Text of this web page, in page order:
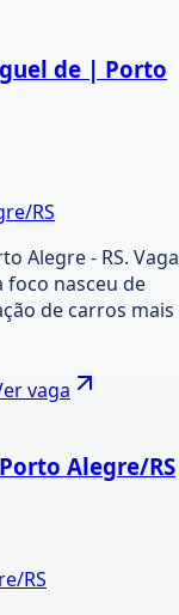
de | Porto
RS
Alegre - RS. Vaga
foco nasceu de
de carros mais
vaga
Alegre/RS
RS